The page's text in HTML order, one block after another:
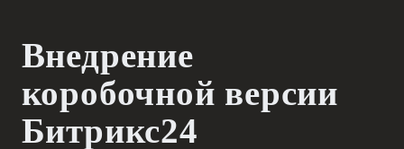
Внедрение
коробочной версии
Битрикс24